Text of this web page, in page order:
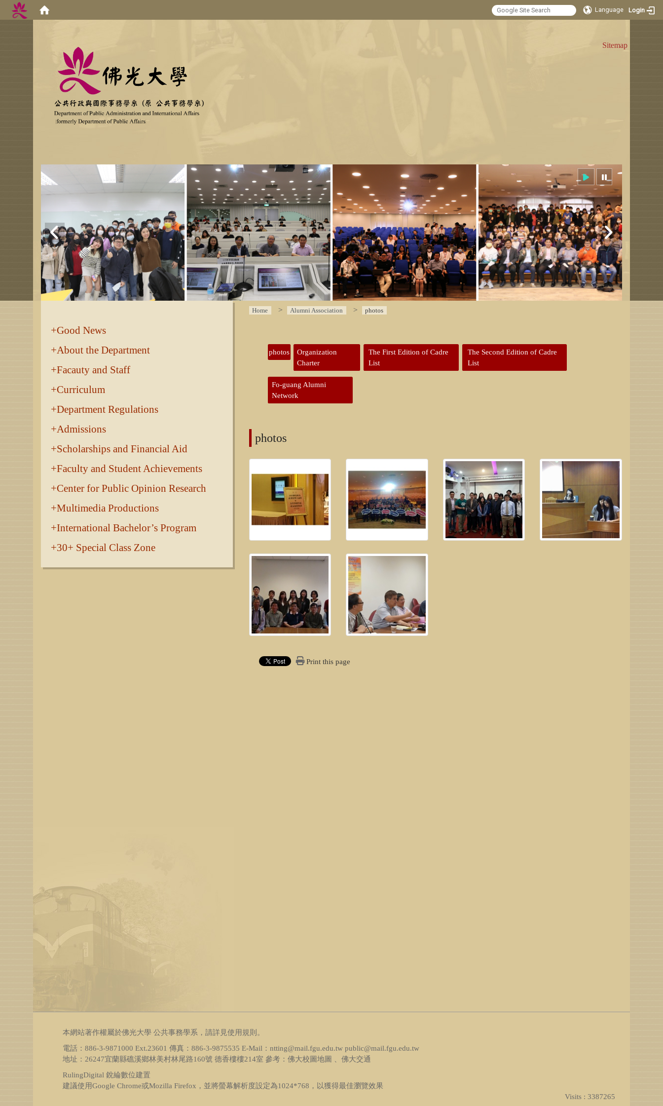
Language Login
Sitemap
Good News
About the Department
Facauty and Staff
Curriculum
Department Regulations
Admissions
Scholarships and Financial Aid
Faculty and Student Achievements
Center for Public Opinion Research
Multimedia Productions
International Bachelor’s Program
30+ Special Class Zone
Home Alumni Association photos
photos
Organization
Charter
The First Edition of Cadre
List
The Second Edition of Cadre
List
Fo-guang Alumni
Network
photos
Print this page
本網站著作權屬於佛光大學 公共事務學系，請詳見使用規則 。
電話：886-3-9871000 Ext.23601 傳真：886-3-9875535 E-Mail：ntting@mail.fgu.edu.tw public@mail.fgu.edu.tw
地址：26247宜蘭縣礁溪鄉林美村林尾路160號 德香樓樓214室 參考：佛大校圖地圖 、佛大交通
RulingDigital 銳綸數位建置
建議使用Google Chrome或Mozilla Firefox，並將螢幕解析度設定為1024*768，以獲得最佳瀏覽效果
Visits : 3387265